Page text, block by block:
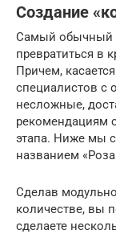
Создание
Самый обычный
превратиться в
Причем,
специалистов с
несложные,
рекомендациям
этапа. Ниже мы
названием
Сделав
количестве, вы
сделаете